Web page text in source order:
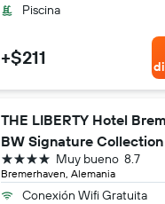
Piscina
+$211
THE LIBERTY Hotel
BW Signature Collection
Bremerhaven, Alemania
8.7
Muy bueno
4 estrellas
Conexión Wifi Gratuita